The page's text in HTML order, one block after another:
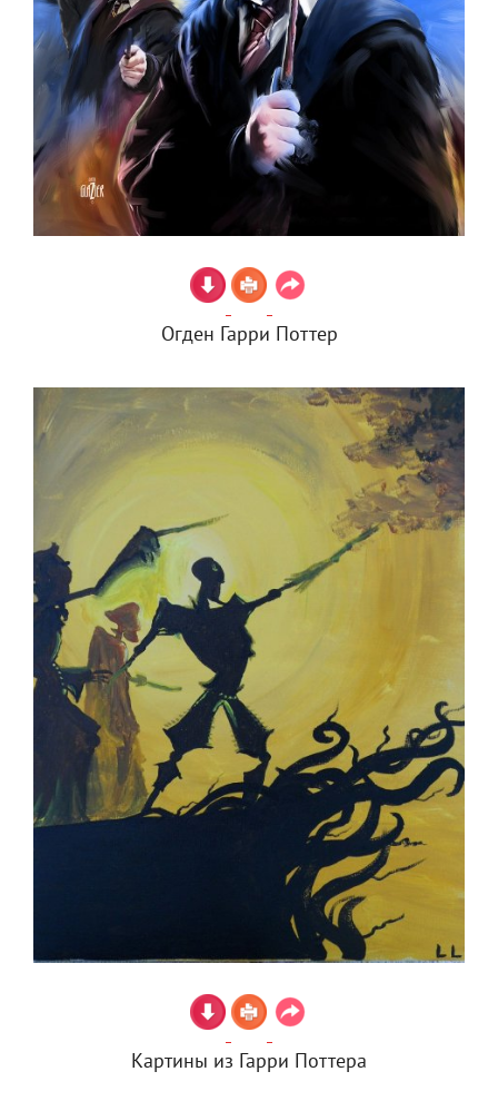
Огден Гарри Поттер
Картины из Гарри Поттера